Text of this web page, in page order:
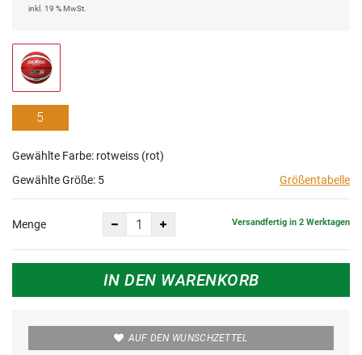
inkl. 19 % MwSt.
5
Gewählte Farbe: rotweiss (rot)
Gewählte Größe: 5 Größentabelle
Menge Versandfertig in 2 Werktagen
IN DEN WARENKORB
AUF DEN WUNSCHZETTEL